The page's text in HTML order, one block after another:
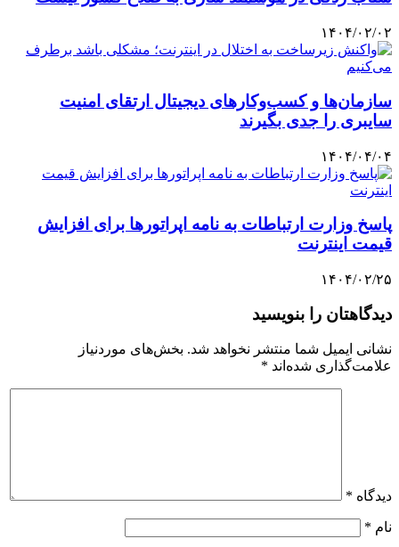
۱۴۰۴/۰۲/۰۲
سازمان‌ها و کسب‌وکارهای دیجیتال ارتقای امنیت
سایبری را جدی بگیرند
۱۴۰۴/۰۴/۰۴
پاسخ وزارت ارتباطات به نامه اپراتورها برای افزایش
قیمت اینترنت
۱۴۰۴/۰۲/۲۵
دیدگاهتان را بنویسید
نشانی ایمیل شما منتشر نخواهد شد. بخش‌های موردنیاز
علامت‌گذاری شده‌اند *
دیدگاه *
نام *